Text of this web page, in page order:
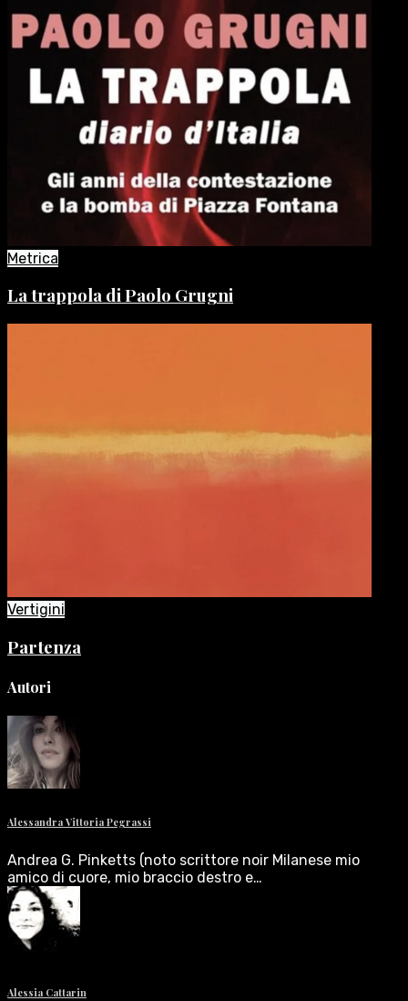
Metrica
La trappola di Paolo Grugni
Vertigini
Partenza
Autori
Alessandra Vittoria Pegrassi
Andrea G. Pinketts (noto scrittore noir Milanese mio
amico di cuore, mio braccio destro e…
Alessia Cattarin